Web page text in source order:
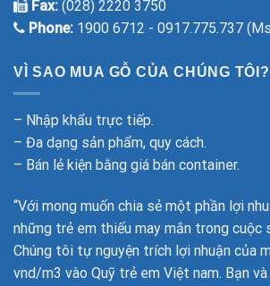
Fax: (028) 2220 3750
Phone: 1900 6712 - 0917.775.737
VÌ SAO MUA GỖ CỦA CHÚNG TÔI?
– Nhập khẩu trực tiếp.
– Đa dạng sản phẩm, quy cách.
– Bán lẻ kiện bằng giá bán container.
“Với mong muốn chia sẻ một phần lợi
những trẻ em thiếu may mắn trong cuộc
Chúng tôi tự nguyện trích lợi nhuận của
vnd/m3 vào Quỹ trẻ em Việt nam. Bạn